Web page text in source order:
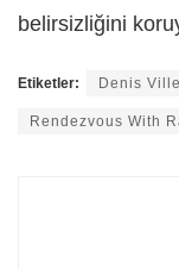
belirsizliğini
Etiketler: Denis
Rendezvous With